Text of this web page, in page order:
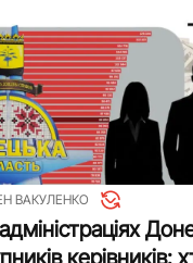
ВАКУЛЕНКО
керівників: